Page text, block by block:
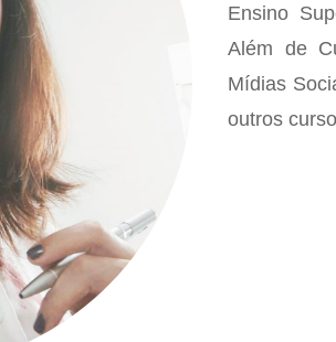
Ensino
Além de
Mídias
outros